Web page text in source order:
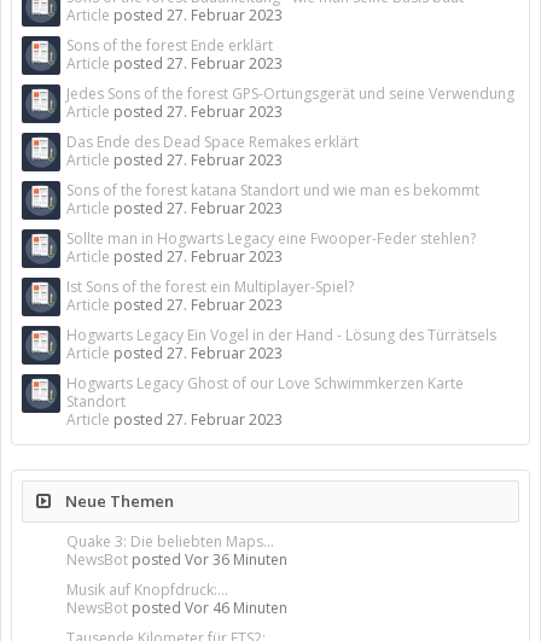
Article posted 27. Februar 2023
Sons of the forest Ende erklärt
Article posted 27. Februar 2023
Jedes Sons of the forest GPS-Ortungsgerät und seine Verwendung
Article posted 27. Februar 2023
Das Ende des Dead Space Remakes erklärt
Article posted 27. Februar 2023
Sons of the forest katana Standort und wie man es bekommt
Article posted 27. Februar 2023
Sollte man in Hogwarts Legacy eine Fwooper-Feder stehlen?
Article posted 27. Februar 2023
Ist Sons of the forest ein Multiplayer-Spiel?
Article posted 27. Februar 2023
Hogwarts Legacy Ein Vogel in der Hand - Lösung des Türrätsels
Article posted 27. Februar 2023
Hogwarts Legacy Ghost of our Love Schwimmkerzen Karte
Standort
Article posted 27. Februar 2023
Neue Themen
Quake 3: Die beliebten Maps...
NewsBot posted Vor 36 Minuten
Musik auf Knopfdruck:...
NewsBot posted Vor 46 Minuten